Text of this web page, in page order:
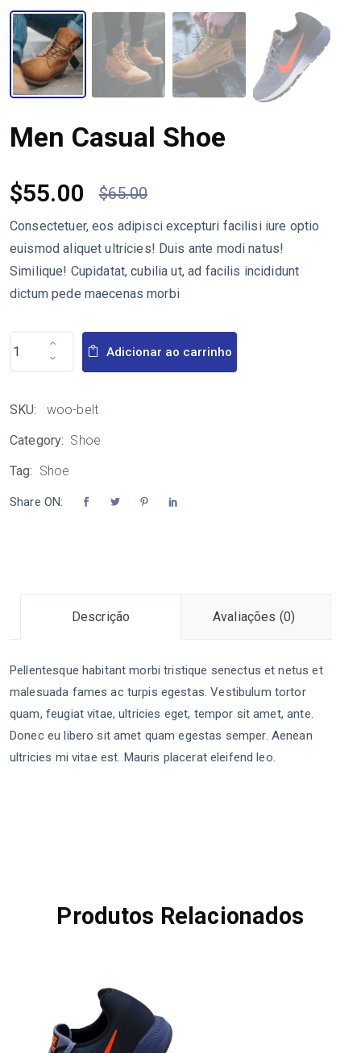
Men Casual Shoe
$65.00
$55.00
Consectetuer, eos adipisci excepturi facilisi iure optio
euismod aliquet ultricies! Duis ante modi natus!
Similique! Cupidatat, cubilia ut, ad facilis incididunt
dictum pede maecenas morbi
Adicionar ao carrinho
SKU:
woo-belt
Category: Shoe
Tag: Shoe
Share ON:
Descrição Avaliações (0)
Pellentesque habitant morbi tristique senectus et netus et
malesuada fames ac turpis egestas. Vestibulum tortor
quam, feugiat vitae, ultricies eget, tempor sit amet, ante.
Donec eu libero sit amet quam egestas semper. Aenean
ultricies mi vitae est. Mauris placerat eleifend leo.
Produtos Relacionados